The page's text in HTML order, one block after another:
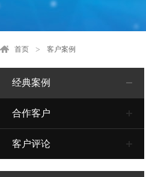
首页 客户案例
经典案例
合作客户
客户评论